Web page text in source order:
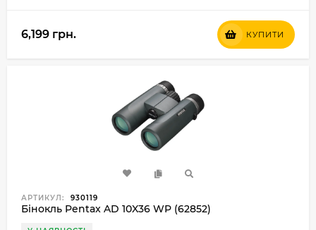
6,199 грн. КУПИТИ
АРТИКУЛ: 930119
Бінокль Pentax AD 10X36 WP (62852)